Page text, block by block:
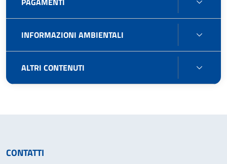
INFORMAZIONI AMBIENTALI
ALTRI CONTENUTI
CONTATTI